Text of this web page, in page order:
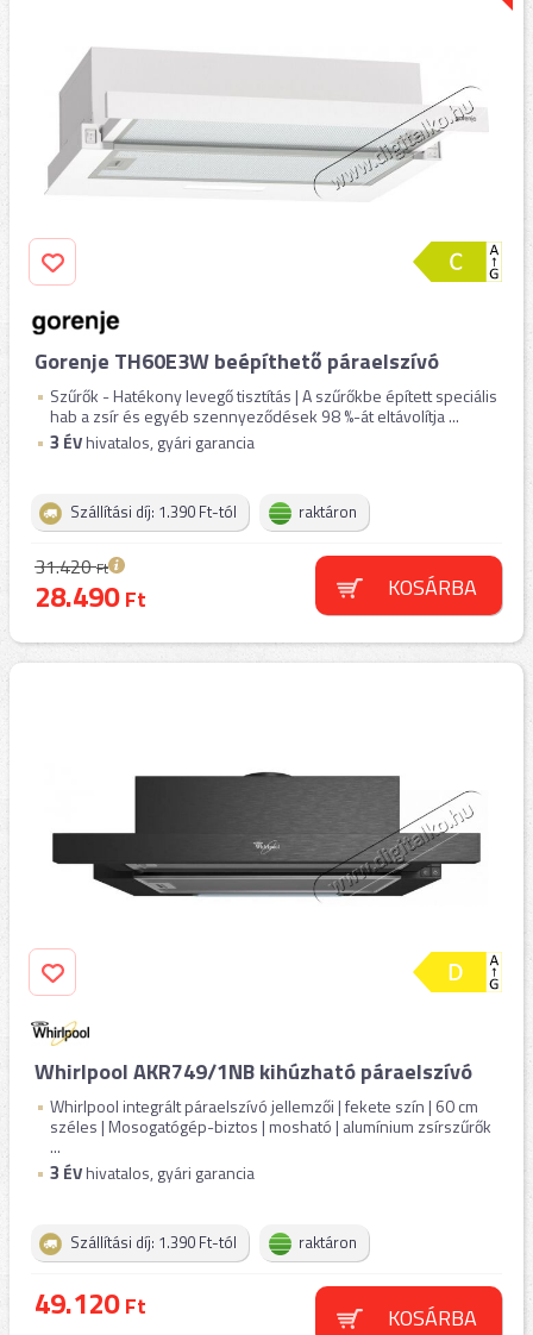
Gorenje TH60E3W beépíthető páraelszívó
Szűrők - Hatékony levegő tisztítás | A szűrőkbe épített speciális
hab a zsír és egyéb szennyeződések 98 %-át eltávolítja ...
3 ÉVhivatalos, gyári garancia
Szállítási díj: 1.390 Ft-tól raktáron
31.420Ft
28.490Ft KOSÁRBA
Whirlpool AKR749/1NB kihúzható páraelszívó
Whirlpool integrált páraelszívó jellemzői | fekete szín | 60 cm
széles | Mosogatógép-biztos | mosható | alumínium zsírszűrők
...
3 ÉVhivatalos, gyári garancia
Szállítási díj: 1.390 Ft-tól raktáron
49.120Ft KOSÁRBA